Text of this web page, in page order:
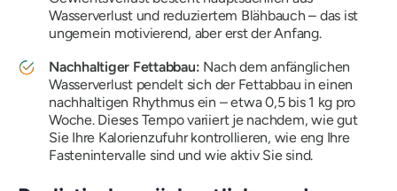
Wasserverlust und reduziertem Blähbauch – das ist
ungemein motivierend, aber erst der Anfang.
Nachhaltiger Fettabbau: Nach dem anfänglichen
Wasserverlust pendelt sich der Fettabbau in einen
nachhaltigen Rhythmus ein – etwa 0,5 bis 1 kg pro
Woche. Dieses Tempo variiert je nachdem, wie gut
Sie Ihre Kalorienzufuhr kontrollieren, wie eng Ihre
Fastenintervalle sind und wie aktiv Sie sind.